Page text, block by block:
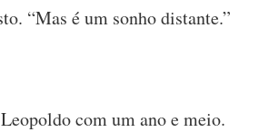
“Mas é um sonho distante.”
com um ano e meio.